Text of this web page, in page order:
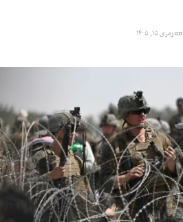
onزمری ۱۵, ۱۴۰۵